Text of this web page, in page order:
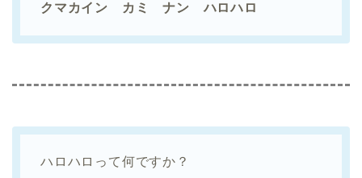
クマカイン カミ ナン ハロハロ
ハロハロって何ですか？